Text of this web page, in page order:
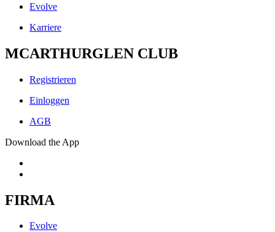
Evolve
Karriere
MCARTHURGLEN CLUB
Registrieren
Einloggen
AGB
Download the App
FIRMA
Evolve